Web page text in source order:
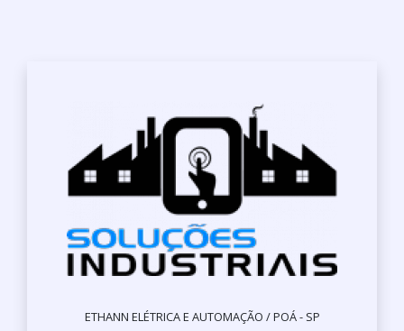
ETHANN ELÉTRICA E AUTOMAÇÃO / POÁ - SP